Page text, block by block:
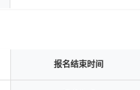
报名结束时间